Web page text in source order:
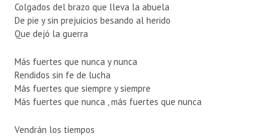
Colgados del brazo que lleva la abuela
De pie y sin prejuicios besando al herido
Que dejó la guerra
Más fuertes que nunca y nunca
Rendidos sin fe de lucha
Más fuertes que siempre y siempre
Más fuertes que nunca , más fuertes que nunca
Vendrán los tiempos